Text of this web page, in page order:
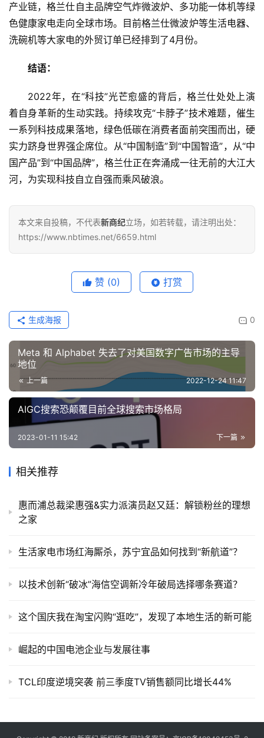
产业链，格兰仕自主品牌空气炸微波炉、多功能一体机等绿
色健康家电走向全球市场。目前格兰仕微波炉等生活电器、
洗碗机等大家电的外贸订单已经排到了4月份。
结语：
2022年，在“科技”光芒愈盛的背后，格兰仕处处上演
着自身革新的生动实践。持续攻克“卡脖子”技术难题，催生
一系列科技成果落地，绿色低碳在消费者面前突围而出，硬
实力跻身世界强企席位。从“中国制造”到“中国智造”，从“中
国产品”到“中国品牌”，格兰仕正在奔涌成一往无前的大江大
河，为实现科技自立自强而乘风破浪。
本文来自投稿，不代表新商纪立场，如若转载，请注明出处：
https://www.nbtimes.net/6659.html
赞 (0) 打赏
0
生成海报
Meta 和 Alphabet 失去了对美国数字广告市场的主导
地位
上一篇 2022-12-24 11:47
AIGC搜索恐颠覆目前全球搜索市场格局
下一篇
2023-01-11 15:42
相关推荐
惠而浦总裁梁惠强&实力派演员赵又廷：解锁粉丝的理想
之家
生活家电市场红海厮杀，苏宁宜品如何找到“新航道”？
以技术创新“破冰”海信空调新冷年破局选择哪条赛道？
这个国庆我在淘宝闪购“逛吃”，发现了本地生活的新可能
崛起的中国电池企业与发展往事
TCL印度逆境突袭 前三季度TV销售额同比增长44%